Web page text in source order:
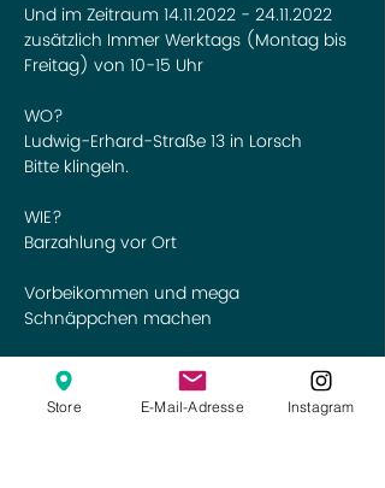
Und im Zeitraum 14.11.2022 - 24.11.2022
zusätzlich Immer Werktags (Montag bis
Freitag) von 10-15 Uhr
WO?
Ludwig-Erhard-Straße 13 in Lorsch
Bitte klingeln.
WIE?
Barzahlung vor Ort
Vorbeikommen und mega
Schnäppchen machen
Store E-Mail-Adresse Instagram